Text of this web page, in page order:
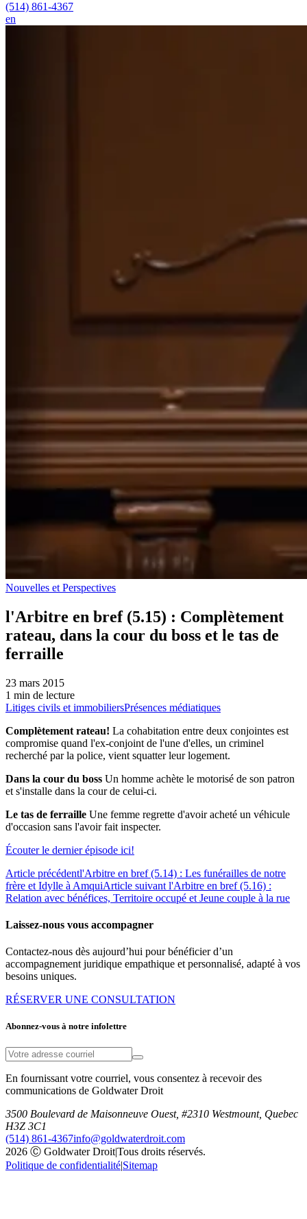
(514) 861-4367
en
Nouvelles et Perspectives
l'Arbitre en bref (5.15) : Complètement
rateau, dans la cour du boss et le tas de
ferraille
23 mars 2015
1 min de lecture
Litiges civils et immobiliersPrésences médiatiques
Complètement rateau! La cohabitation entre deux conjointes est
compromise quand l'ex-conjoint de l'une d'elles, un criminel
recherché par la police, vient squatter leur logement.
Dans la cour du boss Un homme achète le motorisé de son patron
et s'installe dans la cour de celui-ci.
Le tas de ferraille Une femme regrette d'avoir acheté un véhicule
d'occasion sans l'avoir fait inspecter.
Écouter le dernier épisode ici!
Article précédentl'Arbitre en bref (5.14) : Les funérailles de notre
frère et Idylle à AmquiArticle suivant l'Arbitre en bref (5.16) :
Relation avec bénéfices, Territoire occupé et Jeune couple à la rue
Laissez-nous vous accompagner
Contactez-nous dès aujourd’hui pour bénéficier d’un
accompagnement juridique empathique et personnalisé, adapté à vos
besoins uniques.
RÉSERVER UNE CONSULTATION
Abonnez-vous à notre infolettre
En fournissant votre courriel, vous consentez à recevoir des
communications de Goldwater Droit
3500 Boulevard de Maisonneuve Ouest, #2310 Westmount, Quebec
H3Z 3C1
(514) 861-4367info@goldwaterdroit.com
2026 Ⓒ Goldwater Droit|Tous droits réservés.
Politique de confidentialité|Sitemap